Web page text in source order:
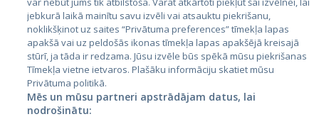
jebkurā laikā mainītu savu izvēli vai atsauktu piekrišanu,
noklikšķinot uz saites “Privātuma preferences” tīmekļa lapas
apakšā vai uz peldošās ikonas tīmekļa lapas apakšējā kreisajā
stūrī, ja tāda ir redzama. Jūsu izvēle būs spēkā mūsu piekrišanas
Tīmekļa vietne ietvaros. Plašāku informāciju skatiet mūsu
Privātuma politikā.
Mēs un mūsu partneri apstrādājam datus, lai
nodrošinātu: